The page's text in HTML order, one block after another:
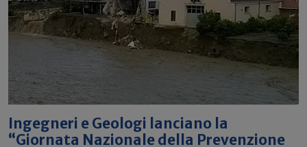
Ingegneri e Geologi lanciano la
“Giornata Nazionale della Prevenzione